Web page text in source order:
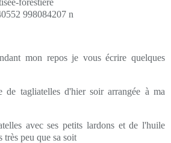
mon repos je vous écrire quelques
de tagliatelles d'hier soir arrangée à ma
avec ses petits lardons et de l'huile
très peu que sa soit